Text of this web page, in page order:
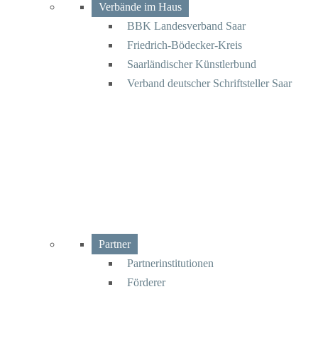
Verbände im Haus
BBK Landesverband Saar
Friedrich-Bödecker-Kreis
Saarländischer Künstlerbund
Verband deutscher Schriftsteller Saar
Partner
Partnerinstitutionen
Förderer